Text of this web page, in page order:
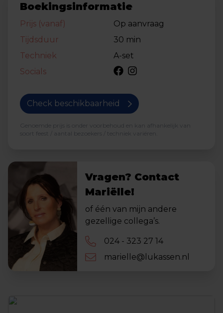
Boekingsinformatie
Prijs (vanaf)
Op aanvraag
Tijdsduur
30 min
Techniek
A-set
Socials
Check beschikbaarheid
Genoemde prijs is onder voorbehoud en kan afhankelijk van
soort feest / aantal bezoekers / techniek variëren.
Vragen? Contact
Mariëlle!
of één van mijn andere
gezellige collega’s.
024 - 323 27 14
marielle@lukassen.nl